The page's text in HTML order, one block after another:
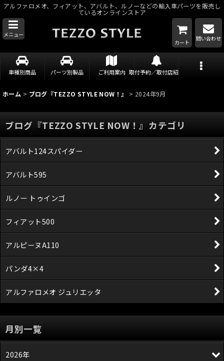
アルファロメオ、フィアット、アバルト、ルノーなどの輸入車パーツを販売し
ているオンラインストア
メニュー
カート
問い合わせ
車種別商品 パーツ別製品 ご利用案内 取付予約／取付店紹介
ホーム > ブログ『TEZZO STYLE NOW！』 > 2024年9月
ブログ『TEZZO STYLE NOW！』カテゴリ
アバルト124スパイダー
アバルト595
ルノー トゥインゴ
フィアット500
アルピーヌA110
パンダ4×4
アルファロメオ ジュリエッタ
月別一覧
2026年